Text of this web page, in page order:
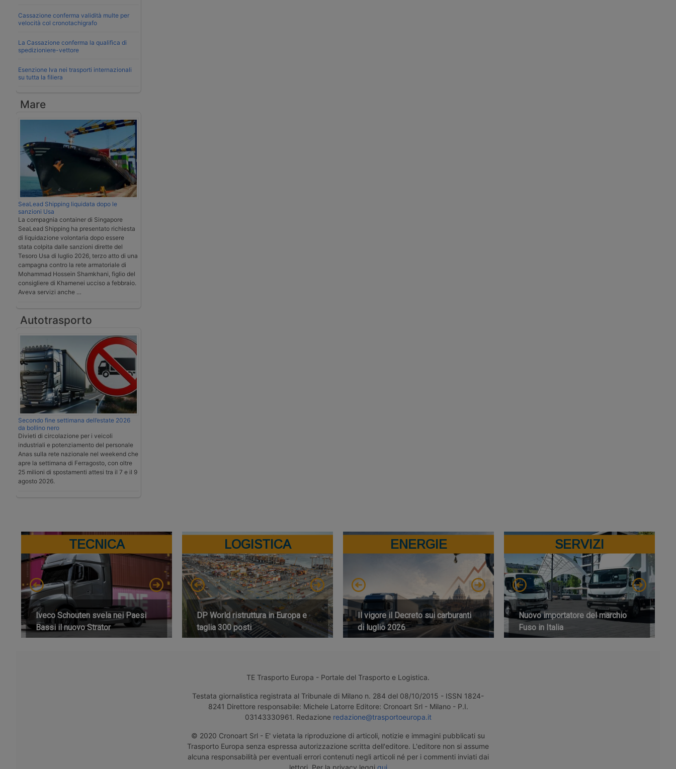
Cassazione conferma validità multe per
velocità col cronotachigrafo
La Cassazione conferma la qualifica di
spedizioniere-vettore
Esenzione Iva nei trasporti internazionali
su tutta la filiera
Mare
SeaLead Shipping liquidata dopo le
sanzioni Usa
La compagnia container di Singapore
SeaLead Shipping ha presentato richiesta
di liquidazione volontaria dopo essere
stata colpita dalle sanzioni dirette del
Tesoro Usa di luglio 2026, terzo atto di una
campagna contro la rete armatoriale di
Mohammad Hossein Shamkhani, figlio del
consigliere di Khamenei ucciso a febbraio.
Aveva servizi anche …
Autotrasporto
Secondo fine settimana dell’estate 2026
da bollino nero
Divieti di circolazione per i veicoli
industriali e potenziamento del personale
Anas sulla rete nazionale nel weekend che
apre la settimana di Ferragosto, con oltre
25 milioni di spostamenti attesi tra il 7 e il 9
agosto 2026.
TECNICA
Iveco Schouten svela nei Paesi
Bassi il nuovo Strator
LOGISTICA
DP World ristruttura in Europa e
taglia 300 posti
ENERGIE
Il vigore il Decreto sui carburanti
di luglio 2026
SERVIZI
Nuovo importatore del marchio
Fuso in Italia
TE Trasporto Europa - Portale del Trasporto e Logistica.
Testata giornalistica registrata al Tribunale di Milano n. 284 del 08/10/2015 - ISSN 1824-
8241 Direttore responsabile: Michele Latorre Editore: Cronoart Srl - Milano - P.I.
03143330961. Redazione redazione@trasportoeuropa.it
© 2020 Cronoart Srl - E' vietata la riproduzione di articoli, notizie e immagini pubblicati su
Trasporto Europa senza espressa autorizzazione scritta dell'editore. L'editore non si assume
alcuna responsabilità per eventuali errori contenuti negli articoli né per i commenti inviati dai
lettori. Per la privacy leggi qui